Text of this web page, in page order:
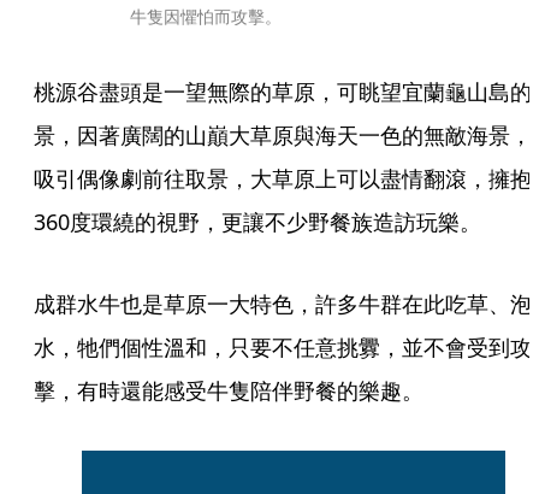
牛隻因懼怕而攻擊。
桃源谷盡頭是一望無際的草原，可眺望宜蘭龜山島的
景，因著廣闊的山巔大草原與海天一色的無敵海景，
吸引偶像劇前往取景，大草原上可以盡情翻滾，擁抱
360度環繞的視野，更讓不少野餐族造訪玩樂。
成群水牛也是草原一大特色，許多牛群在此吃草、泡
水，牠們個性溫和，只要不任意挑釁，並不會受到攻
擊，有時還能感受牛隻陪伴野餐的樂趣。